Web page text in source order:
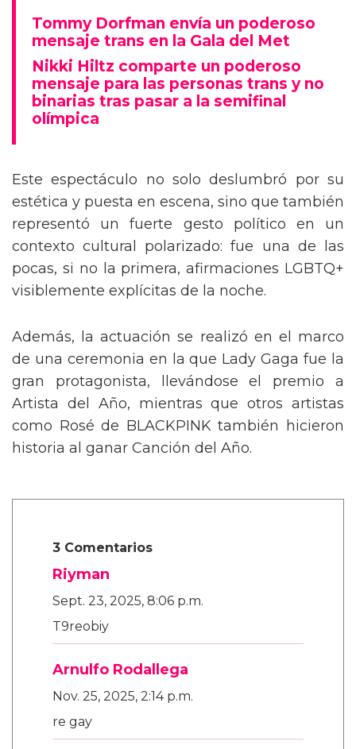
Tommy Dorfman envía un poderoso
mensaje trans en la Gala del Met
Nikki Hiltz comparte un poderoso
mensaje para las personas trans y no
binarias tras pasar a la semifinal
olímpica
Este espectáculo no solo deslumbró por su
estética y puesta en escena, sino que también
representó un fuerte gesto político en un
contexto cultural polarizado: fue una de las
pocas, si no la primera, afirmaciones LGBTQ+
visiblemente explícitas de la noche.
Además, la actuación se realizó en el marco
de una ceremonia en la que Lady Gaga fue la
gran protagonista, llevándose el premio a
Artista del Año, mientras que otros artistas
como Rosé de BLACKPINK también hicieron
historia al ganar Canción del Año.
3 Comentarios
Riyman
Sept. 23, 2025, 8:06 p.m.
T9reobiy
Arnulfo Rodallega
Nov. 25, 2025, 2:14 p.m.
re gay